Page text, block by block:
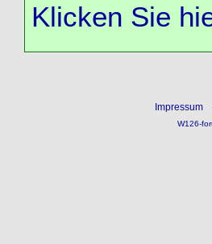
Klicken Sie
Impressum
W126-